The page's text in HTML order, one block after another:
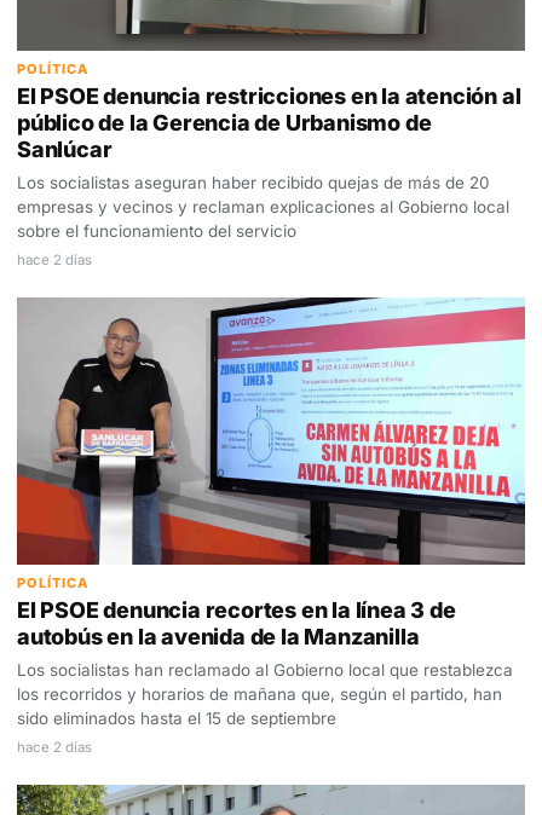
POLÍTICA
El PSOE denuncia restricciones en la atención al
público de la Gerencia de Urbanismo de
Sanlúcar
Los socialistas aseguran haber recibido quejas de más de 20
empresas y vecinos y reclaman explicaciones al Gobierno local
sobre el funcionamiento del servicio
hace 2 días
POLÍTICA
El PSOE denuncia recortes en la línea 3 de
autobús en la avenida de la Manzanilla
Los socialistas han reclamado al Gobierno local que restablezca
los recorridos y horarios de mañana que, según el partido, han
sido eliminados hasta el 15 de septiembre
hace 2 días